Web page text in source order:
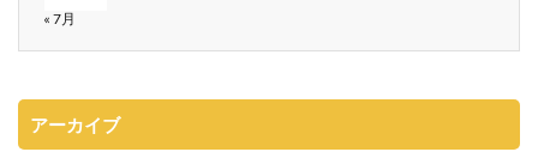
« 7月
アーカイブ